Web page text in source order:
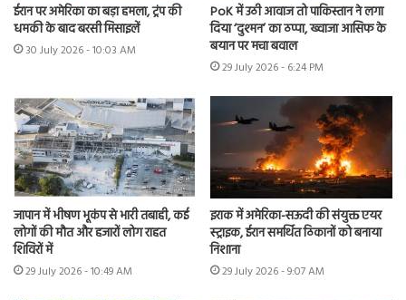
ईरान पर अमेरिका का बड़ा हमला, ट्रंप की
धमकी के बाद बरसी मिसाइलें
30 July 2026 - 10:03 AM
PoK में उठी आवाज तो पाकिस्तान ने लगा
दिया ‘दुश्मन’ का ठप्पा, ख्वाजा आसिफ के
बयान पर मचा बवाल
29 July 2026 - 6:24 PM
जापान में भीषण भूकंप से भारी तबाही, कई
लोगों की मौत और हजारों लोग राहत
शिविरों में
29 July 2026 - 10:49 AM
इराक में अमेरिका-सऊदी की संयुक्त एयर
स्ट्राइक, ईरान समर्थित ठिकानों को बनाया
निशाना
29 July 2026 - 9:07 AM